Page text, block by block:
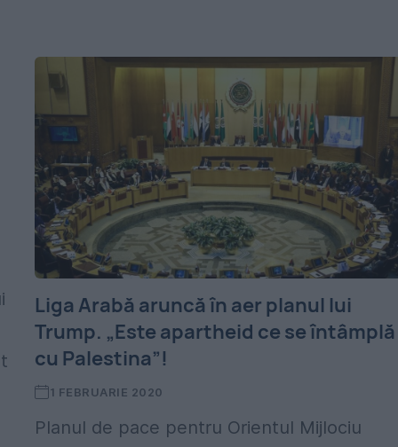
Liga Arabă aruncă în aer planul lui
Trump. „Este apartheid ce se întâmplă
cu Palestina”!
1 FEBRUARIE 2020
Planul de pace pentru Orientul Mijlociu